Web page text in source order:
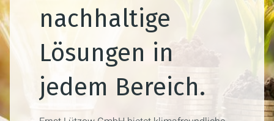
nachhaltige
Lösungen in
jedem Bereich.